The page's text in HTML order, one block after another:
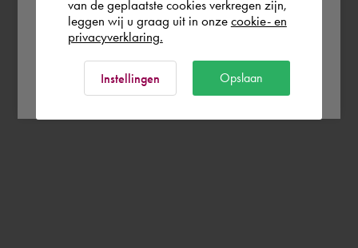
Rest of the world
van de geplaatste cookies verkregen zijn,
leggen wij u graag uit in onze cookie- en
privacyverklaring.
Instellingen Opslaan